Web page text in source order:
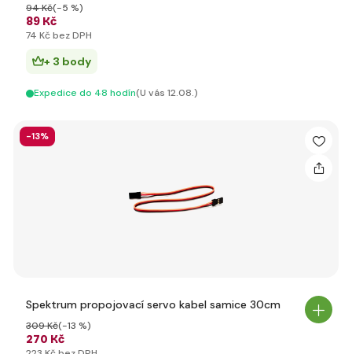
89 Kč
94 Kč(-5 %)
74 Kč bez DPH
+ 3 body
Expedice do 48 hodín(U vás 12.08.)
-13%
Spektrum propojovací servo kabel samice 30cm
270 Kč
309 Kč(-13 %)